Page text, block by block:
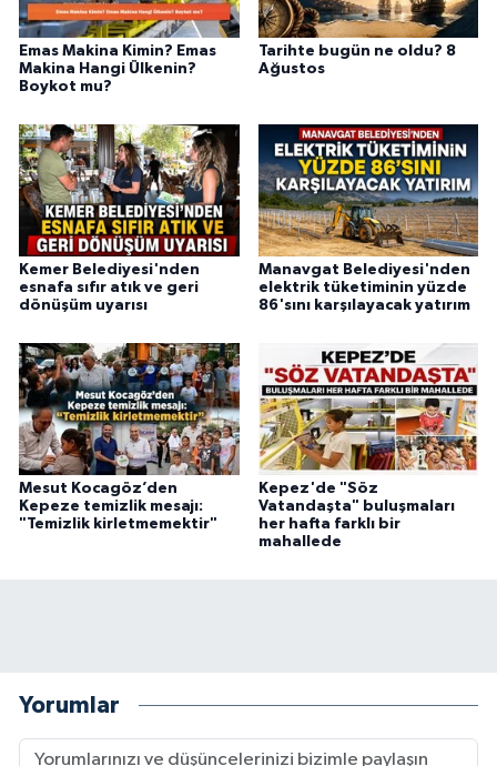
Emas Makina Kimin? Emas
Makina Hangi Ülkenin?
Boykot mu?
Tarihte bugün ne oldu? 8
Ağustos
Kemer Belediyesi'nden
esnafa sıfır atık ve geri
dönüşüm uyarısı
Manavgat Belediyesi'nden
elektrik tüketiminin yüzde
86'sını karşılayacak yatırım
Mesut Kocagöz’den
Kepeze temizlik mesajı:
"Temizlik kirletmemektir"
Kepez'de "Söz
Vatandaşta" buluşmaları
her hafta farklı bir
mahallede
Yorumlar